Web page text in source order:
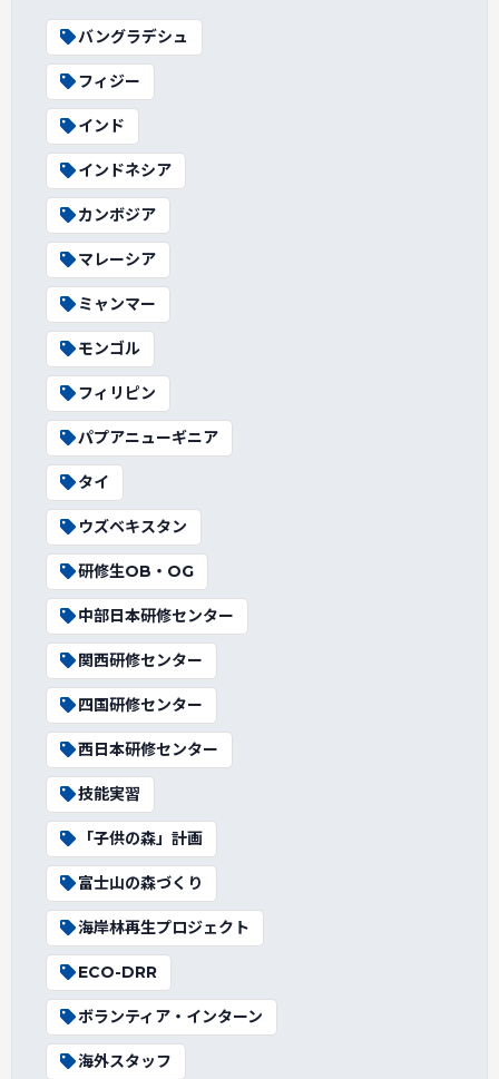
バングラデシュ
フィジー
インド
インドネシア
カンボジア
マレーシア
ミャンマー
モンゴル
フィリピン
パプアニューギニア
タイ
ウズベキスタン
研修生OB・OG
中部日本研修センター
関西研修センター
四国研修センター
西日本研修センター
技能実習
「子供の森」計画
富士山の森づくり
海岸林再生プロジェクト
ECO-DRR
ボランティア・インターン
海外スタッフ